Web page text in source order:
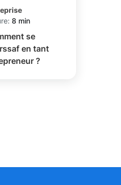
8 min
se
en tant
?